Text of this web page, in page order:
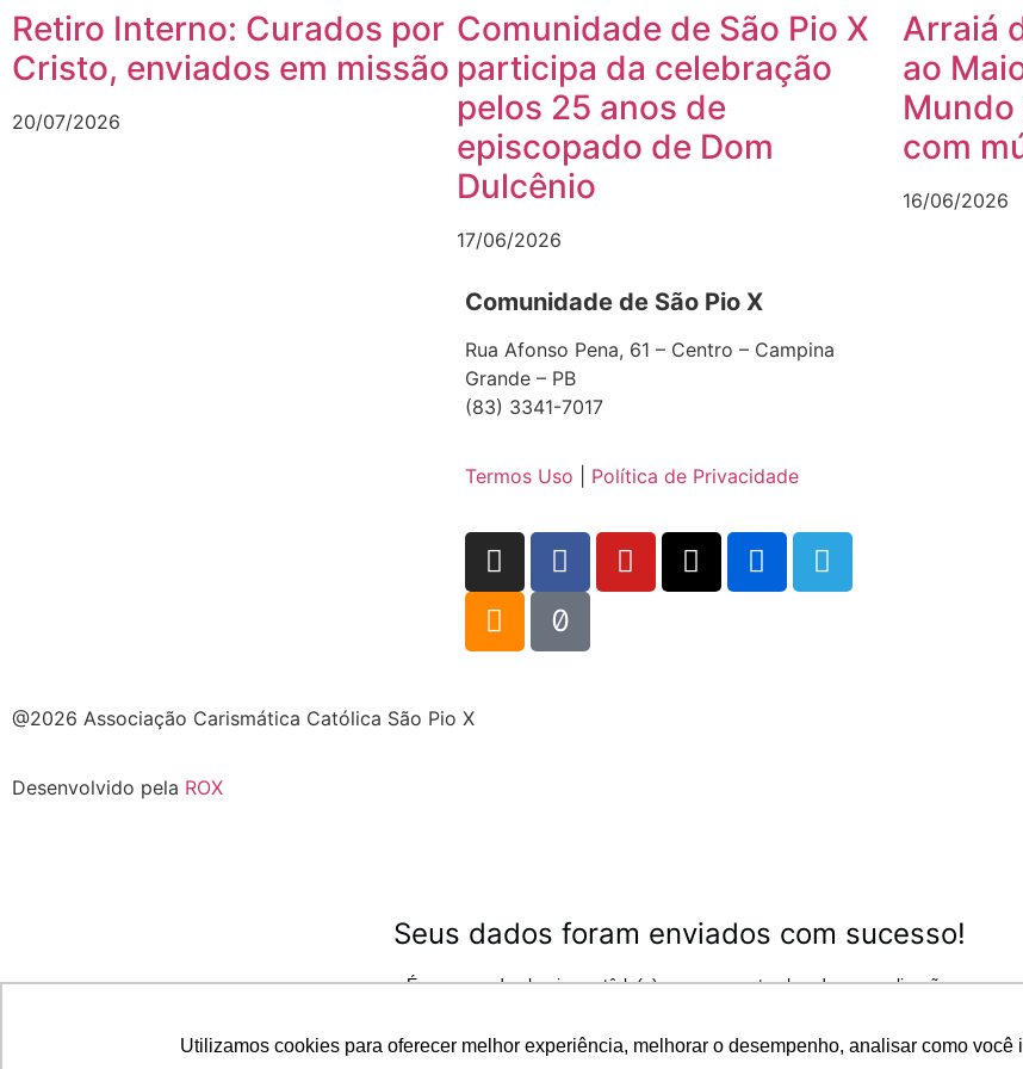
Utilizamos cookies para oferecer melhor experiência, melhorar o desempenho, analisar como
Retiro Interno: Curados por
Cristo, enviados em missão
20/07/2026
Comunidade de São Pio X
participa da celebração
pelos 25 anos de
episcopado de Dom
Dulcênio
17/06/2026
Arraiá
ao
com
16/06/2026
Comunidade de São Pio X
Rua Afonso Pena, 61 – Centro – Campina
Grande – PB
(83) 3341-7017
Termos Uso Política de Privacidade
@2026 Associação Carismática Católica São Pio X
Desenvolvido pela ROX
Seus dados foram enviados com sucesso!
É uma grande alegria em tê-lo(a) conosco nesta obra de evangelização.